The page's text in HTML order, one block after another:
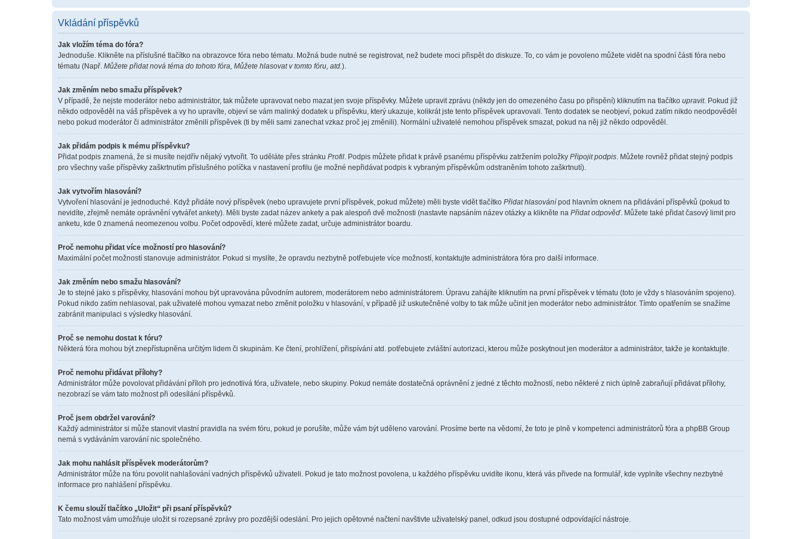
Vkládání příspěvků
Jak vložím téma do fóra?
Jednoduše. Klikněte na příslušné tlačítko na obrazovce fóra nebo tématu. Možná bude nutné se registrovat, než budete moci přispět do diskuze. To, co vám je povoleno můžete vidět na spodní části fóra nebo
tématu (Např. Můžete přidat nová téma do tohoto fóra, Můžete hlasovat v tomto fóru, atd.).
Jak změním nebo smažu příspěvek?
V případě, že nejste moderátor nebo administrátor, tak můžete upravovat nebo mazat jen svoje příspěvky. Můžete upravit zprávu (někdy jen do omezeného času po přispění) kliknutím na tlačítko upravit. Pokud již
někdo odpověděl na váš příspěvek a vy ho upravíte, objeví se vám malinký dodatek u příspěvku, který ukazuje, kolikrát jste tento příspěvek upravovali. Tento dodatek se neobjeví, pokud zatím nikdo neodpověděl
nebo pokud moderátor či administrátor změnili příspěvek (ti by měli sami zanechat vzkaz proč jej změnili). Normální uživatelé nemohou příspěvek smazat, pokud na něj již někdo odpověděl.
Jak přidám podpis k mému příspěvku?
Přidat podpis znamená, že si musíte nejdřív nějaký vytvořit. To uděláte přes stránku Profil. Podpis můžete přidat k právě psanému příspěvku zatržením položky Připojit podpis. Můžete rovněž přidat stejný podpis
pro všechny vaše příspěvky zaškrtnutím příslušného políčka v nastavení profilu (je možné nepřidávat podpis k vybraným příspěvkům odstraněním tohoto zaškrtnutí).
Jak vytvořím hlasování?
Vytvoření hlasování je jednoduché. Když přidáte nový příspěvek (nebo upravujete první příspěvek, pokud můžete) měli byste vidět tlačítko Přidat hlasování pod hlavním oknem na přidávání příspěvků (pokud to
nevidíte, zřejmě nemáte oprávnění vytvářet ankety). Měli byste zadat název ankety a pak alespoň dvě možnosti (nastavte napsáním název otázky a klikněte na Přidat odpověď. Můžete také přidat časový limit pro
anketu, kde 0 znamená neomezenou volbu. Počet odpovědí, které můžete zadat, určuje administrátor boardu.
Proč nemohu přidat více možností pro hlasování?
Maximální počet možností stanovuje administrátor. Pokud si myslíte, že opravdu nezbytně potřebujete více možností, kontaktujte administrátora fóra pro další informace.
Jak změním nebo smažu hlasování?
Je to stejné jako s příspěvky, hlasování mohou být upravována původním autorem, moderátorem nebo administrátorem. Úpravu zahájíte kliknutím na první příspěvek v tématu (toto je vždy s hlasováním spojeno).
Pokud nikdo zatím nehlasoval, pak uživatelé mohou vymazat nebo změnit položku v hlasování, v případě již uskutečněné volby to tak může učinit jen moderátor nebo administrátor. Tímto opatřením se snažíme
zabránit manipulaci s výsledky hlasování.
Proč se nemohu dostat k fóru?
Některá fóra mohou být znepřístupněna určitým lidem či skupinám. Ke čtení, prohlížení, přispívání atd. potřebujete zvláštní autorizaci, kterou může poskytnout jen moderátor a administrátor, takže je kontaktujte.
Proč nemohu přidávat přílohy?
Administrátor může povolovat přidávání příloh pro jednotlivá fóra, uživatele, nebo skupiny. Pokud nemáte dostatečná oprávnění z jedné z těchto možností, nebo některé z nich úplně zabraňují přidávat přílohy,
nezobrazí se vám tato možnost při odesílání příspěvků.
Proč jsem obdržel varování?
Každý administrátor si může stanovit vlastní pravidla na svém fóru, pokud je porušíte, může vám být uděleno varování. Prosíme berte na vědomí, že toto je plně v kompetenci administrátorů fóra a phpBB Group
nemá s vydáváním varování nic společného.
Jak mohu nahlásit příspěvek moderátorům?
Administrátor může na fóru povolit nahlašování vadných příspěvků uživateli. Pokud je tato možnost povolena, u každého příspěvku uvidíte ikonu, která vás přivede na formulář, kde vyplníte všechny nezbytné
informace pro nahlášení příspěvku.
K čemu slouží tlačítko „Uložit“ při psaní příspěvků?
Tato možnost vám umožňuje uložit si rozepsané zprávy pro pozdější odeslání. Pro jejich opětovné načtení navštivte uživatelský panel, odkud jsou dostupné odpovídající nástroje.